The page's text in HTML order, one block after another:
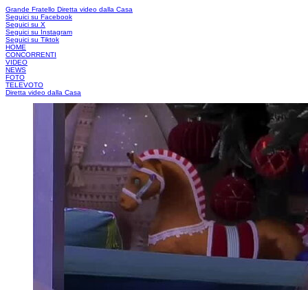
Grande Fratello Diretta video dalla Casa
Seguici su Facebook
Seguici su X
Seguici su Instagram
Seguici su Tiktok
HOME
CONCORRENTI
VIDEO
NEWS
FOTO
TELEVOTO
Diretta video dalla Casa